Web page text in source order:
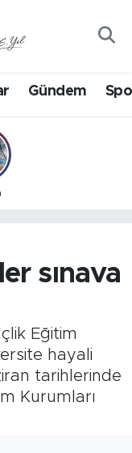
Gündem
sınava
Eğitim
hayali
tarihlerinde
Kurumları